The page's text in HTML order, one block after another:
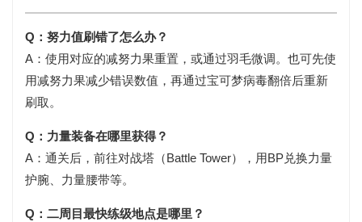
Q：努力值刷错了怎么办？
A：使用对应的减努力果重置，或通过羽毛微调。也可先使
用减努力果减少错误数值，再通过宝可梦病毒翻倍后重新
刷取。
Q：力量装备在哪里获得？
A：通关后，前往对战塔（Battle Tower），用BP兑换力量
护腕、力量腰带等。
Q：二周目最快练级地点是哪里？